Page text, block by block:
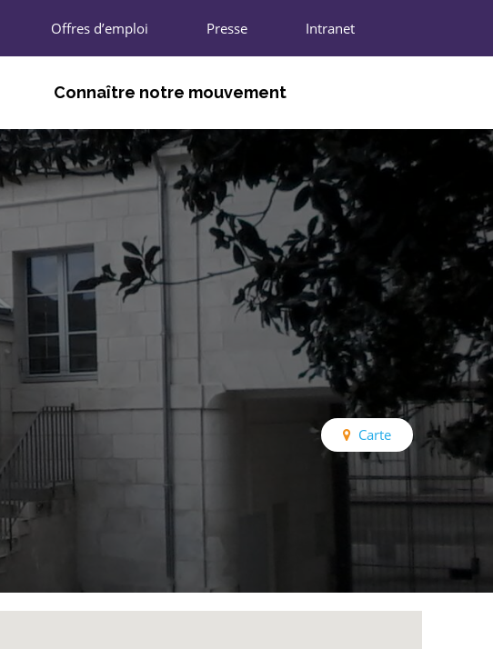
Offres d’emploi Presse Intranet
Connaître notre mouvement
LES ADHÉRENTS
LES UNIONS RÉGIONALES
L’UNION NATIONALE
LES CHIFFRES CLÉS
NOUS REJOINDRE
Carte